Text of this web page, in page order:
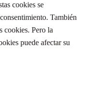
cookies se
También
cookies. Pero la
puede afectar su